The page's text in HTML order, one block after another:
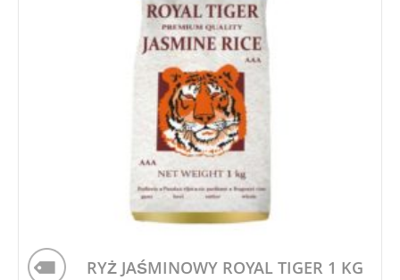
RYŻ JAŚMINOWY ROYAL TIGER 1 KG